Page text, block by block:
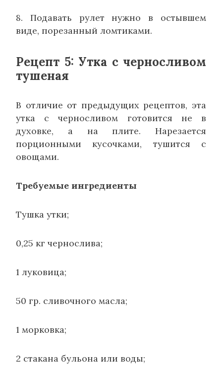
8. Подавать рулет нужно в остывшем
виде, порезанный ломтиками.
Рецепт 5: Утка с черносливом
тушеная
В отличие от предыдущих рецептов, эта
утка с черносливом готовится не в
духовке, а на плите. Нарезается
порционными кусочками, тушится с
овощами.
Требуемые ингредиенты
Тушка утки;
0,25 кг чернослива;
1 луковица;
50 гр. сливочного масла;
1 морковка;
2 стакана бульона или воды;